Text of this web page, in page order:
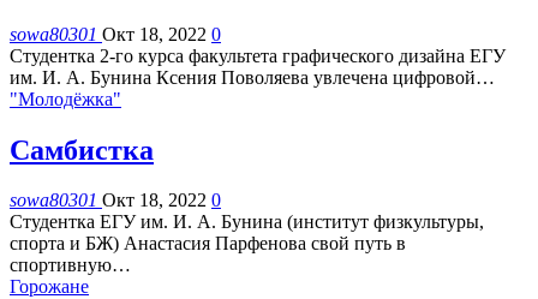
sowa80301 Окт 18, 2022 0
Студентка 2-го курса факультета графического дизайна ЕГУ
им. И. А. Бунина Ксения Поволяева увлечена цифровой…
"Молодёжка"
Самбистка
sowa80301 Окт 18, 2022 0
Студентка ЕГУ им. И. А. Бунина (институт физкультуры,
спорта и БЖ) Анастасия Парфенова свой путь в
спортивную…
Горожане